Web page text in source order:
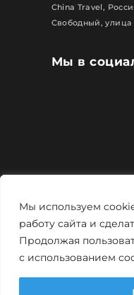
Мы используем
работу сайта и
Продолжая
с использованием
Мы в
China Travel,
Свободный, улица
Политика
Мощно и